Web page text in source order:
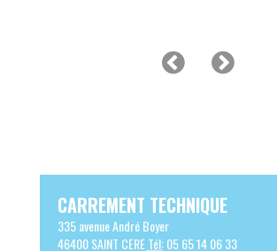
CARREMENT TECHNIQUE
335 avenue André Boyer
46400 SAINT CERETél:05 65 14 06 33